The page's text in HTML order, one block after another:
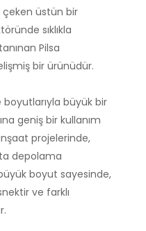
çeken üstün bir
sıklıkla
Pilsa
bir ürünüdür.
boyutlarıyla büyük bir
geniş bir kullanım
projelerinde,
depolama
boyut sayesinde,
ve farklı